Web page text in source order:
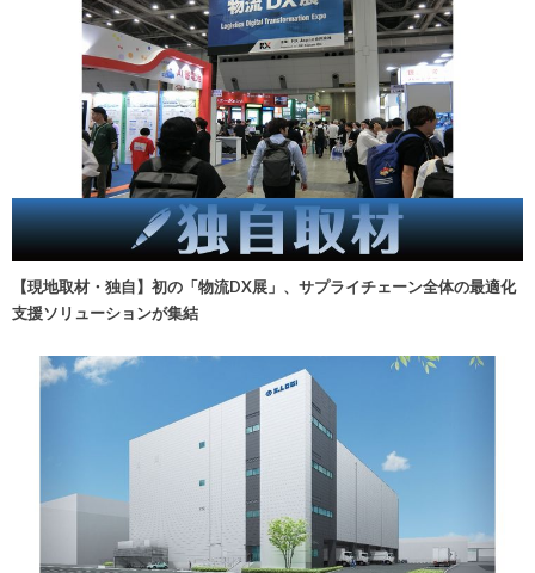
【現地取材・独自】初の「物流DX展」、サプライチェーン全体の最適化
支援ソリューションが集結